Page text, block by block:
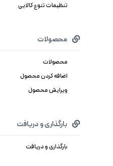
تنظیمات تنوع کالایی
محصولات
محصولات
اضافه کردن محصول
ویرایش محصول
بارگذاری و دریافت
بارگذاری و دریافت